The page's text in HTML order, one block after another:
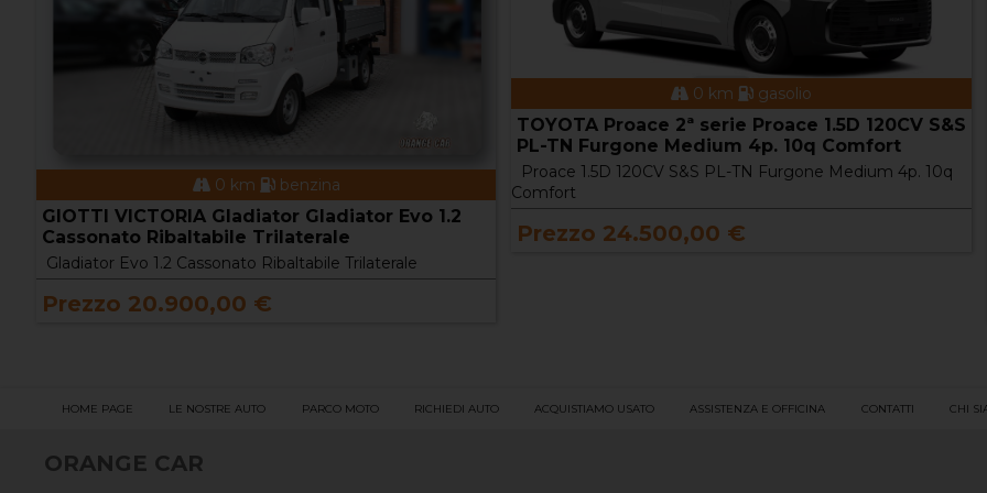
0 km gasolio
TOYOTA Proace 2ª serie Proace 1.5D 120CV S&S
PL-TN Furgone Medium 4p. 10q Comfort
Proace 1.5D 120CV S&S PL-TN Furgone Medium 4p. 10q
Prezzo 24.500,00 €
benzina
GIOTTI VICTORIA Gladiator Gladiator Evo 1.2
Cassonato Ribaltabile Trilaterale
HOME PAGE LE NOSTRE AUTO PARCO MOTO RICHIEDI AUTO ACQUISTIAMO USATO ASSISTENZA E OFFICINA CONTATTI CHI
ORANGE CAR